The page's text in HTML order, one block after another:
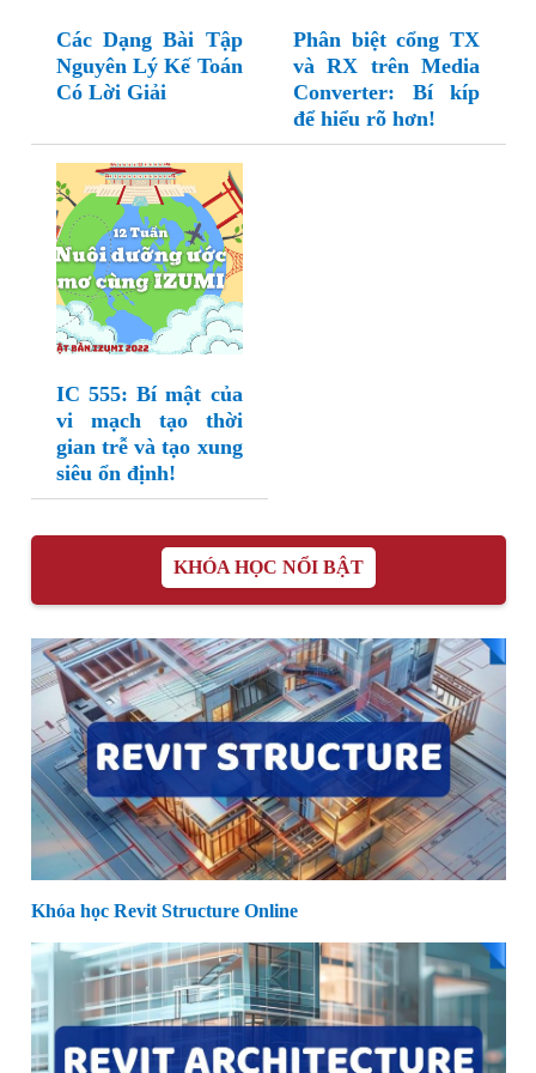
Các Dạng Bài Tập
Nguyên Lý Kế Toán
Có Lời Giải
Phân biệt cổng TX
và RX trên Media
Converter: Bí kíp
để hiểu rõ hơn!
IC 555: Bí mật của
vi mạch tạo thời
gian trễ và tạo xung
siêu ổn định!
KHÓA HỌC NỔI BẬT
Khóa học Revit Structure Online